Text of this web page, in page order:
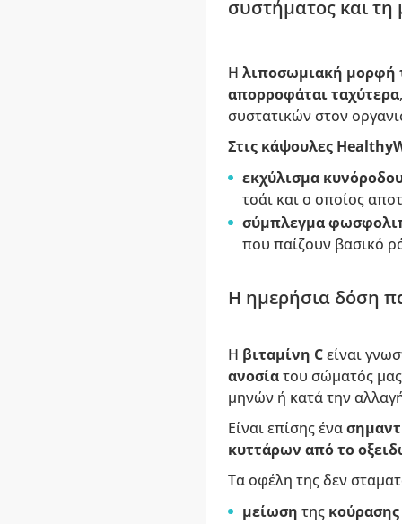
συστήματος και
Η λιποσωμιακή μορφή
απορροφάται ταχύτερα
συστατικών στον
Στις κάψουλες
εκχύλισμα
τσάι και ο οποίος
σύμπλεγμα
που παίζουν βασικό
Η ημερήσια δόση
Η βιταμίνη Cείναι
ανοσίατου σώματός
μηνών ή κατά την
Είναι επίσης ένα
κυττάρων από το
Τα οφέλη της δεν
μείωση της κούρασης